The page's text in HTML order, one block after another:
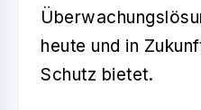
heute und in
Schutz bietet.